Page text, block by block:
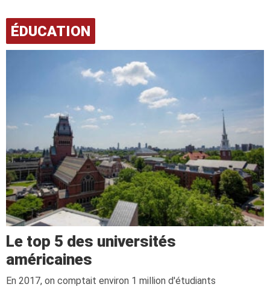
ÉDUCATION
Le top 5 des universités
américaines
En 2017, on comptait environ 1 million d'étudiants